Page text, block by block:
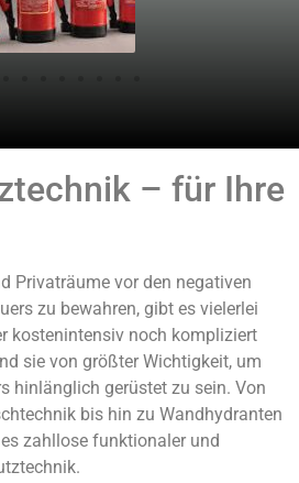
– für Ihre
Privaträume vor den negativen
zu bewahren, gibt es vielerlei
kostenintensiv noch kompliziert
sie von größter Wichtigkeit, um
hinlänglich gerüstet zu sein. Von
bis hin zu Wandhydranten
zahllose funktionaler und